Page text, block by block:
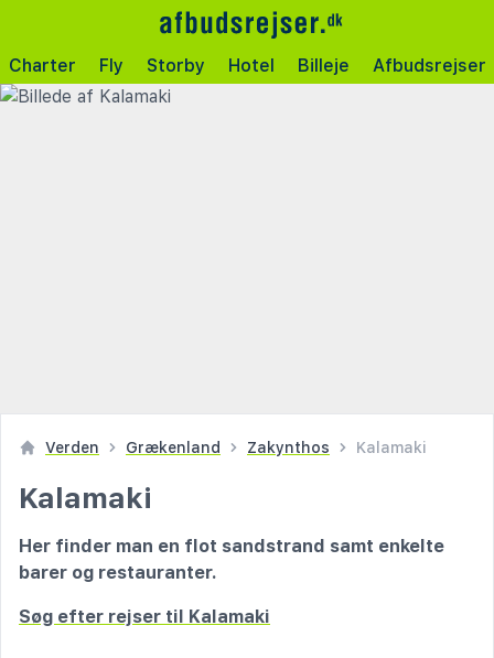
Charter Fly Storby Hotel Billeje Afbudsrejser
Verden Grækenland Zakynthos Kalamaki
Kalamaki
Her finder man en flot sandstrand samt enkelte
barer og restauranter.
Søg efter rejser til Kalamaki